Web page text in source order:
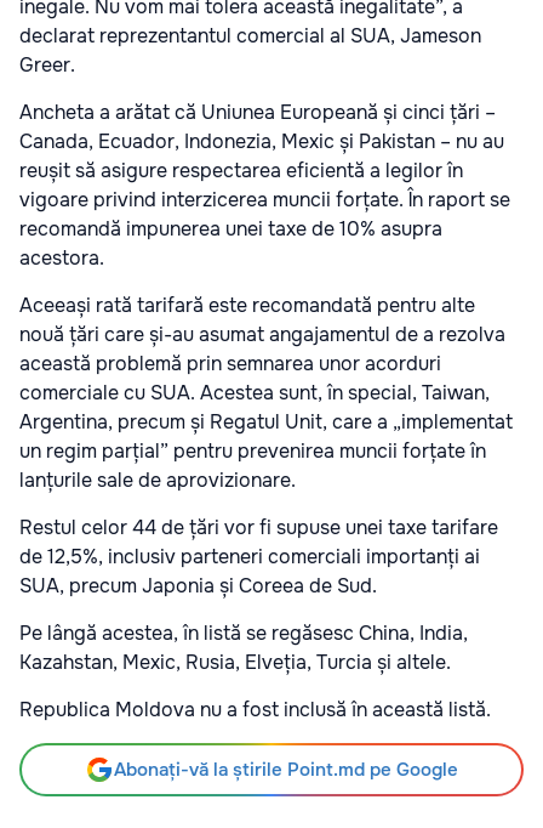
inegale. Nu vom mai tolera această inegalitate”, a
declarat reprezentantul comercial al SUA, Jameson
Greer.
Ancheta a arătat că Uniunea Europeană și cinci țări –
Canada, Ecuador, Indonezia, Mexic și Pakistan – nu au
reușit să asigure respectarea eficientă a legilor în
vigoare privind interzicerea muncii forțate. În raport se
recomandă impunerea unei taxe de 10% asupra
acestora.
Aceeași rată tarifară este recomandată pentru alte
nouă țări care și-au asumat angajamentul de a rezolva
această problemă prin semnarea unor acorduri
comerciale cu SUA. Acestea sunt, în special, Taiwan,
Argentina, precum și Regatul Unit, care a „implementat
un regim parțial” pentru prevenirea muncii forțate în
lanțurile sale de aprovizionare.
Restul celor 44 de țări vor fi supuse unei taxe tarifare
de 12,5%, inclusiv parteneri comerciali importanți ai
SUA, precum Japonia și Coreea de Sud.
Pe lângă acestea, în listă se regăsesc China, India,
Kazahstan, Mexic, Rusia, Elveția, Turcia și altele.
Republica Moldova nu a fost inclusă în această listă.
Abonați-vă la știrile Point.md pe Google